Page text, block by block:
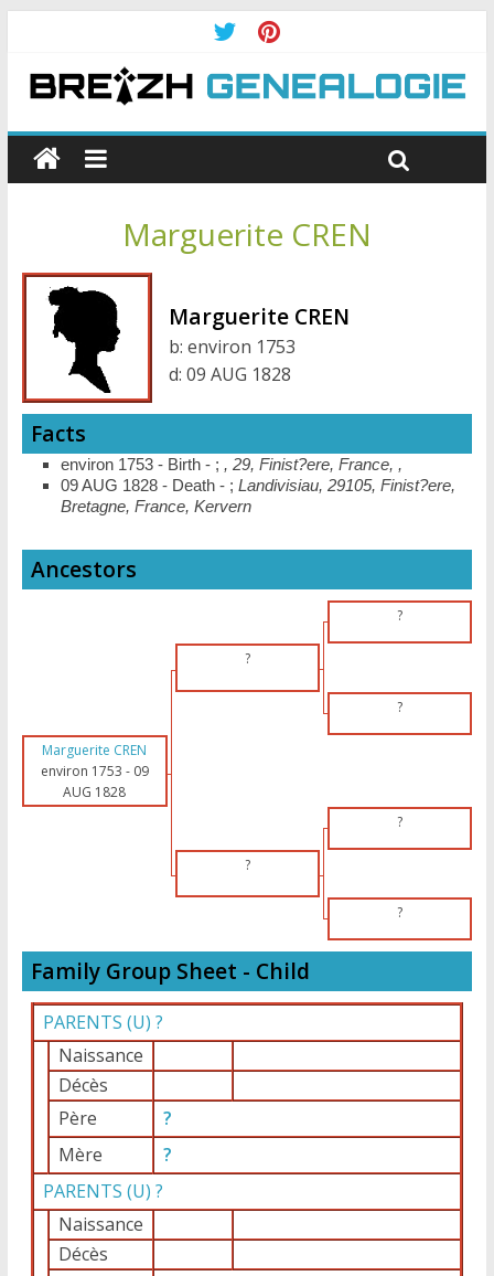
Marguerite CREN
Marguerite CREN
b: environ 1753
d: 09 AUG 1828
Facts
environ 1753 - Birth - ; , 29, Finist?ere, France, ,
09 AUG 1828 - Death - ; Landivisiau, 29105, Finist?ere,
Bretagne, France, Kervern
Ancestors
?
?
?
Marguerite CREN
environ 1753 - 09
AUG 1828
?
?
?
Family Group Sheet - Child
PARENTS (U) ?
Naissance
Décès
Père
?
Mère
?
PARENTS (U) ?
Naissance
Décès